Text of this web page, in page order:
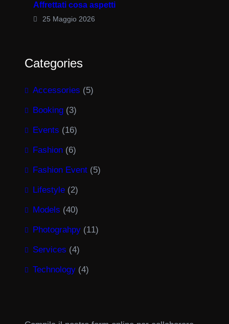
Affrettati cosa aspetti
25 Maggio 2026
Categories
Accessories (5)
Booking (3)
Events (16)
Fashion (6)
Fashion Event (5)
Lifestyle (2)
Models (40)
Photograhpy (11)
Services (4)
Technology (4)